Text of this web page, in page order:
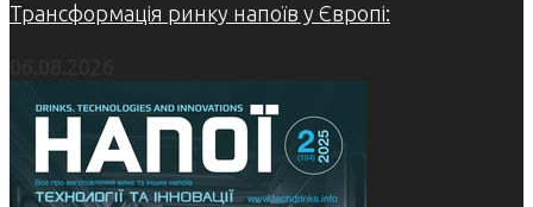
Трансформація ринку напоїв у Європі: